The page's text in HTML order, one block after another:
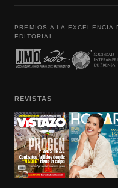
PREMIOS A LA EXCELENCIA
EDITORIAL
REVISTAS